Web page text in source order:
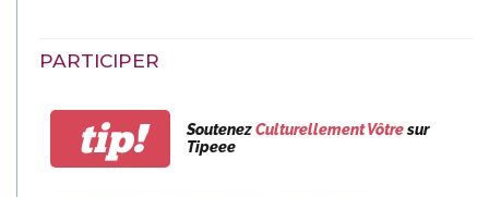
PARTICIPER
tip! SoutenezCulturellement Vôtresur
Tipeee